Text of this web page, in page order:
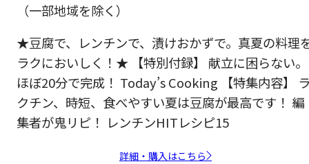
（一部地域を除く）
★豆腐で、レンチンで、漬けおかずで。真夏の料理
ラクにおいしく！★ 【特別付録】 献立に困らない。
ほぼ20分で完成！ Today’s Cooking 【特集内容】
クチン、時短、食べやすい夏は豆腐が最高です！ 編
集者が鬼リピ！ レンチンHITレシピ15
詳細・購入はこちら